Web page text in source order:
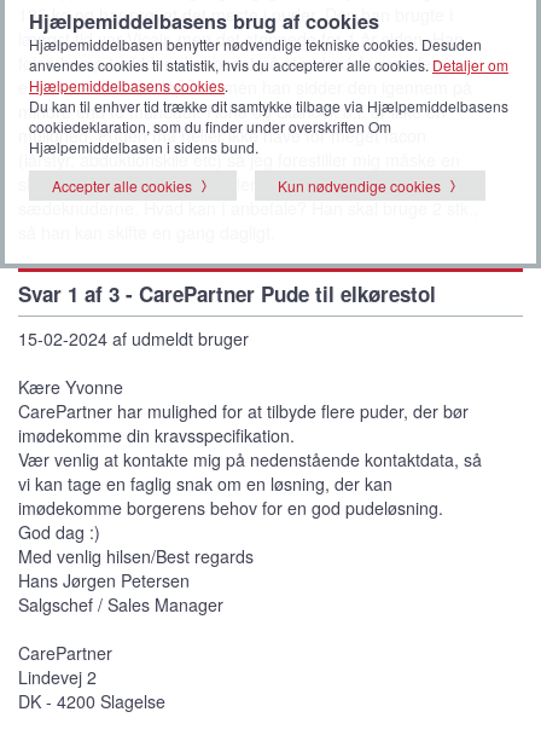
135 kg og har prøvet det meste i puder. Den han brugte i
længst tid var Vicair, men det stoppede for 1 år siden. Han
føler, han p.t. sidder aller bedst på standardskumpuden som
er kørestolens sædepude, men han sidder den igennem på
mindre end to måneder. Roho og Starlock o.l. er ikke en
mulighed. Puden må heller ikke have for meget facon
(lårstyr, abduktionskile etc) så jeg forestiller mig måske en
skumpude med noget luft- eller geléindlæg under
sædeknuderne. Hvad kan I anbefale? Han skal bruge 2 stk.,
Svar 1 af 3 - CarePartner Pude til elkørestol
15-02-2024 af udmeldt bruger
Kære Yvonne
CarePartner har mulighed for at tilbyde flere puder, der bør
imødekomme din kravsspecifikation.
Vær venlig at kontakte mig på nedenstående kontaktdata, så
vi kan tage en faglig snak om en løsning, der kan
imødekomme borgerens behov for en god pudeløsning.
God dag :)
Med venlig hilsen/Best regards
Hans Jørgen Petersen
Salgschef / Sales Manager
CarePartner
Lindevej 2
DK - 4200 Slagelse
Hjælpemiddelbasens brug af cookies
Hjælpemiddelbasen benytter nødvendige tekniske cookies. Desuden
anvendes cookies til statistik, hvis du accepterer alle cookies. Detaljer om
Hjælpemiddelbasens cookies.
Du kan til enhver tid trække dit samtykke tilbage via Hjælpemiddelbasens
cookiedeklaration, som du finder under overskriften Om
Hjælpemiddelbasen i sidens bund.
Accepter alle cookies
Kun nødvendige cookies